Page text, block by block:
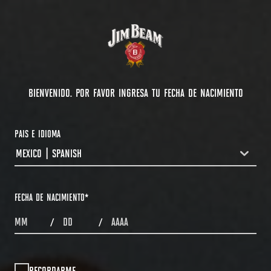
BIENVENIDO. POR FAVOR INGRESA TU FECHA DE NACIMIENTO
PAIS E IDIOMA
COUNTRYDROPDOWN
MEXICO | SPANISH
FECHA DE NACIMIENTO*
MONTHS
/ DAYS / YEAR